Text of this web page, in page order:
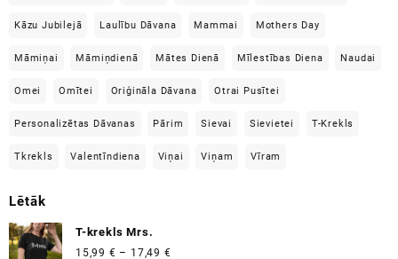
Kāzu Jubilejā Laulību Dāvana Mammai Mothers Day
Māmiņai Māmiņdienā Mātes Dienā Mīlestības Diena Naudai
Omei Omītei Oriģināla Dāvana Otrai Pusītei
Personalizētas Dāvanas Pārim Sievai Sievietei T-Krekls
Tkrekls Valentīndiena Viņai Viņam Vīram
Lētāk
T-krekls Mrs.
15,99 € – 17,49 €